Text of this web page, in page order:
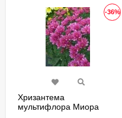
-36%
Хризантема
мультифлора Миора